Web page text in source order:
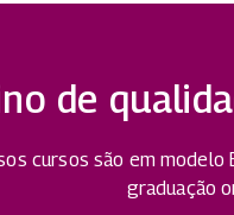
de
cursos são em modelo
graduação